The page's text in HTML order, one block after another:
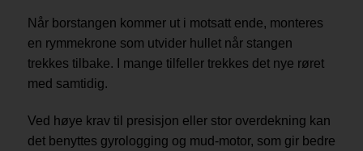
Når borstangen kommer ut i motsatt ende, monteres
en rymmekrone som utvider hullet når stangen
trekkes tilbake. I mange tilfeller trekkes det nye røret
med samtidig.
Ved høye krav til presisjon eller stor overdekning kan
det benyttes gyrologging og mud-motor, som gir bedre